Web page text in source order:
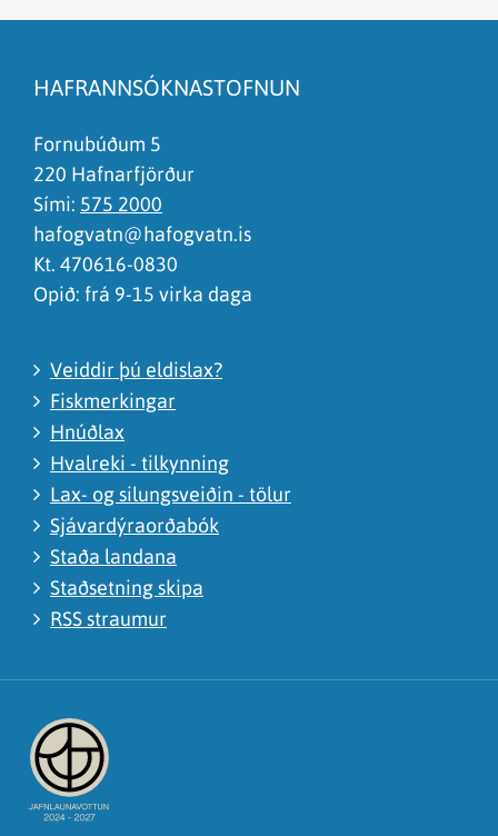
Það er of mikið efni á síðunni
Ég skil ekki efnið, finnst það of flókið
HAFRANNSÓKNASTOFNUN
Fornubúðum 5
220 Hafnarfjörður
Sími: 575 2000
hafogvatn@hafogvatn.is
Kt. 470616-0830
Opið: frá 9-15 virka daga
Veiddir þú eldislax?
Fiskmerkingar
Hnúðlax
Hvalreki - tilkynning
Lax- og silungsveiðin - tölur
Sjávardýraorðabók
Staða landana
Staðsetning skipa
RSS straumur